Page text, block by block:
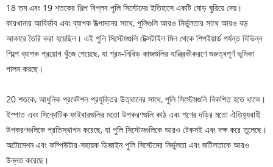
18 তম এবং 19 শতকের শিল্প বিপ্লব পুলি সিস্টেমের ইতিহাসে একটি মোড় ঘুরিয়ে দেয়।
কারখানার আবির্ভাব এবং ব্যাপক উত্পাদনের সাথে, পুলিগুলি আরও নির্ভুলতার সাথে আরও বড়
আকারে তৈরি করা হয়েছিল। এই পুলি সিস্টেমগুলি টেক্সটাইল মিল থেকে শিপইয়ার্ড পর্যন্ত বিভিন্ন
শিল্পে ব্যাপক প্রয়োগ খুঁজে পেয়েছে, যা শ্রম-নিবিড় কাজগুলির যান্ত্রিকীকরণে গুরুত্বপূর্ণ ভূমিকা
পালন করছে।
20 শতকে, আধুনিক প্রকৌশল প্রযুক্তির উত্থানের সাথে, পুলি সিস্টেমগুলি বিকশিত হতে থাকে।
ইস্পাত এবং সিন্থেটিক ফাইবারগুলির মতো উপকরণগুলি কাঠ এবং শণের দড়ির মতো ঐতিহ্যবাহী
উপকরণগুলিকে প্রতিস্থাপন করেছে, যা পুলি সিস্টেমগুলিকে আরও টেকসই এবং দক্ষ করে তুলেছে।
অটোমেশন এবং কম্পিউটার-সহায়ক ডিজাইন পুলি সিস্টেমের নির্ভুলতা এবং জটিলতাকে আরও
উন্নত করেছে।